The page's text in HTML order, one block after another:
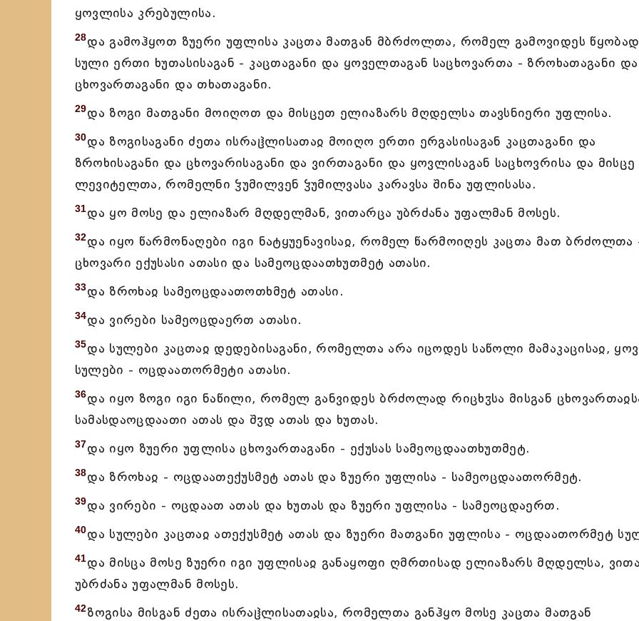
ყოვლისა კრებულისა.
28და გამოჰყოთ ზუერი უფლისა კაცთა მათგან მბრძოლთა, რომელ გამოვიდეს წყობად
სული ერთი ხუთასისაგან - კაცთაგანი და ყოველთაგან საცხოვართა - ზროხათაგანი და
ცხოვართაგანი და თხათაგანი.
29და ზოგი მათგანი მოიღოთ და მისცეთ ელიაზარს მღდელსა თავსნიერი უფლისა.
30და ზოგისაგანი ძეთა ისრაჱლისათაჲ მოიღო ერთი ერგასისაგან კაცთაგანი და
ზროხისაგანი და ცხოვარისაგანი და ვირთაგანი და ყოვლისაგან საცხოვრისა და მისცე
ლევიტელთა, რომელნი ჴუმილვენ ჴუმილვასა კარავსა შინა უფლისასა.
31და ყო მოსე და ელიაზარ მღდელმან, ვითარცა უბრძანა უფალმან მოსეს.
32და იყო წარმონაღები იგი ნატყუენავისაჲ, რომელ წარმოიღეს კაცთა მათ ბრძოლთა
ცხოვარი ექუსასი ათასი და სამეოცდაათხუთმეტ ათასი.
33და ზროხაჲ სამეოცდაათოთხმეტ ათასი.
34და ვირები სამეოცდაერთ ათასი.
35და სულები კაცთაჲ დედებისაგანი, რომელთა არა იცოდეს საწოლი მამაკაცისაჲ,
სულები - ოცდაათორმეტი ათასი.
36და იყო ზოგი იგი ნაწილი, რომელ განვიდეს ბრძოლად რიცხჳსა მისგან
სამასდაოცდაათი ათას და შჳდ ათას და ხუთას.
37და იყო ზუერი უფლისა ცხოვართაგანი - ექუსას სამეოცდაათხუთმეტ.
38და ზროხაჲ - ოცდაათექუსმეტ ათას და ზუერი უფლისა - სამეოცდაათორმეტ.
39და ვირები - ოცდაათ ათას და ხუთას და ზუერი უფლისა - სამეოცდაერთ.
40და სულები კაცთაჲ ათექუსმეტ ათას და ზუერი მათგანი უფლისა - ოცდაათორმეტ
41და მისცა მოსე ზუერი იგი უფლისაჲ განაყოფი ღმრთისად ელიაზარს მღდელსა,
უბრძანა უფალმან მოსეს.
42ზოგისა მისგან ძეთა ისრაჱლისათაჲსა, რომელთა განჰყო მოსე კაცთა მათგან